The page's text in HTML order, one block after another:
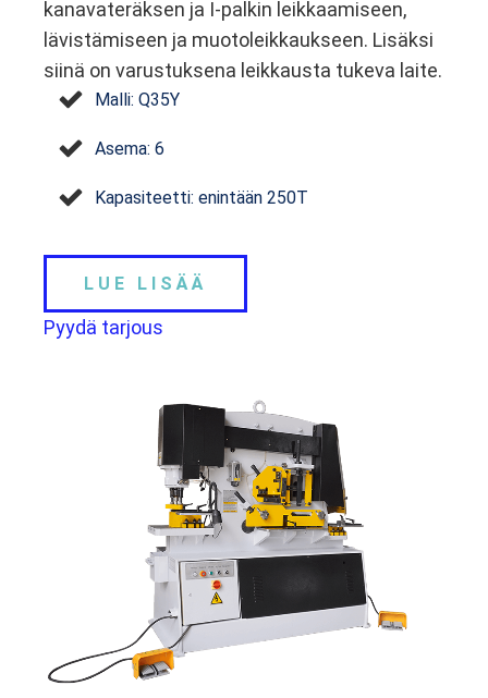
kanavateräksen ja I-palkin leikkaamiseen,
lävistämiseen ja muotoleikkaukseen. Lisäksi
siinä on varustuksena leikkausta tukeva laite.
Malli: Q35Y
Asema: 6
Kapasiteetti: enintään 250T
LUE LISÄÄ
Pyydä tarjous